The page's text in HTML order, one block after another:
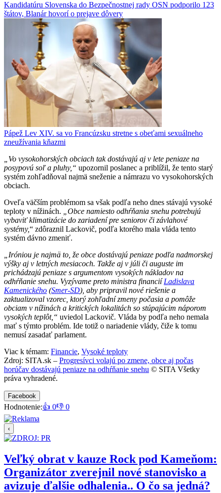
Kandidatúru Slovenska do Bezpečnostnej rady OSN podporilo 123
štátov, Blanár hovorí o prejave dôvery
Pápež Lev XIV. sa vo Francúzsku stretne s obeťami sexuálneho
zneužívania kňazmi
„Vo vysokohorských obciach tak dostávajú aj v lete peniaze na
posypovú soľ a pluhy,“ upozornil poslanec a priblížil, že tento starý
systém zohľadňoval najmä sneženie a námrazu vo vysokohorských
obciach.
Oveľa väčším problémom sa však podľa neho dnes stávajú vysoké
teploty v nížinách.
„Obce namiesto odhŕňania snehu potrebujú
vybaviť klimatizácie do zariadení pre seniorov či závlahové
systémy,“ zdôraznil Lackovič, podľa ktorého mala vláda tento
systém dávno zmeniť.
„Iróniou je najmä to, že obce dostávajú peniaze podľa nadmorskej
výšky aj v letných mesiacoch. Takže aj v júli či auguste im
prichádzajú peniaze s argumentom vysokých nákladov na
odhŕňanie snehu. Vyzývame preto ministra financiíLadislava
Kamenického (Smer-SD), aby pripravil nové riešenie a
zaktualizoval vzorec, ktorý zohľadní zmeny počasia a pomôže
obciam v nížinách a kritických lokalitách so stúpajúcim náporom
vysokých teplôt,“ uviedol Lackovič. Vláda by podľa neho nemala
mať s týmto problém. Ide totiž o nariadenie vlády, čiže k tomu
nemusí zasadať parlament.
Viac k témam: Financie, Vysoké teploty
Zdroj: SITA.sk – Progresívci volajú po zmene, obce aj počas
horúčav dostávajú peniaze na odhŕňanie snehu © SITA Všetky
práva vyhradené.
Facebook
Hodnotenie:👍 0👎 0
‹
Veľký obrat v kauze Rock pod Kameňom:
Organizátor zverejnil nové stanovisko a
avizuje ďalšie odhalenia.. O čo sa jedná?